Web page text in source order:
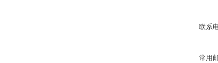
联系
常用